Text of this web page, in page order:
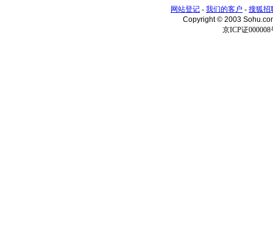
网站登记 - 我们的客户 - 搜狐招
Copyright © 2003
京ICP证